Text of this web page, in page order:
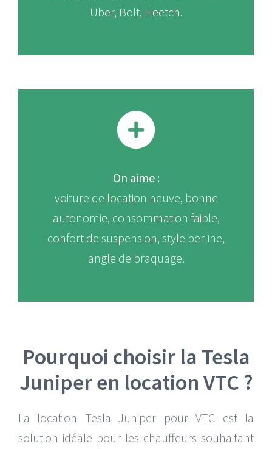
Uber, Bolt, Heetch.
On aime :
voiture de location neuve, bonne
autonomie, consommation faible,
confort de suspension, style berline,
angle de braquage.
Pourquoi choisir la Tesla
Juniper en location VTC ?
La location Tesla Juniper pour VTC est la
solution idéale pour les chauffeurs souhaitant